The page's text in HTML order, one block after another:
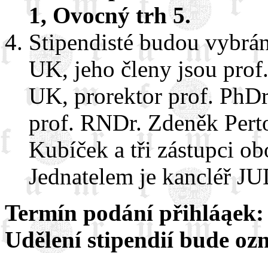
1, Ovocný trh 5.
Stipendisté budou
UK, jeho členy jsou
UK, prorektor prof.
prof. RNDr. Zdeněk
Kubíček a tři zástupci
Jednatelem je kancléř
Termín podání přihláąek:
Udělení stipendií bude